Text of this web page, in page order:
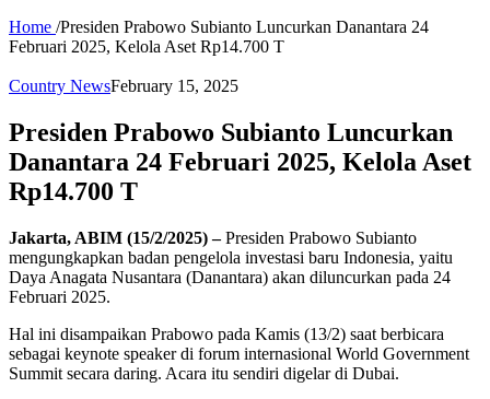
Home /Presiden Prabowo Subianto Luncurkan Danantara 24
Februari 2025, Kelola Aset Rp14.700 T
Country NewsFebruary 15, 2025
Presiden Prabowo Subianto Luncurkan
Danantara 24 Februari 2025, Kelola Aset
Rp14.700 T
Jakarta, ABIM (15/2/2025) –Presiden Prabowo Subianto
mengungkapkan badan pengelola investasi baru Indonesia, yaitu
Daya Anagata Nusantara (Danantara) akan diluncurkan pada 24
Februari 2025.
Hal ini disampaikan Prabowo pada Kamis (13/2) saat berbicara
sebagai keynote speaker di forum internasional World Government
Summit secara daring. Acara itu sendiri digelar di Dubai.